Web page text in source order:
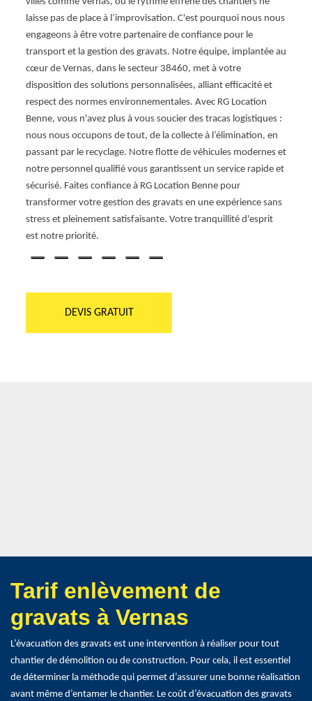
laisse pas de place à l’improvisation. C'est pourquoi nous nous
engageons à être votre partenaire de confiance pour le
transport et la gestion des gravats. Notre équipe, implantée au
cœur de Vernas, dans le secteur 38460, met à votre
disposition des solutions personnalisées, alliant efficacité et
respect des normes environnementales. Avec RG Location
Benne, vous n'avez plus à vous soucier des tracas logistiques :
nous nous occupons de tout, de la collecte à l’élimination, en
passant par le recyclage. Notre flotte de véhicules modernes et
notre personnel qualifié vous garantissent un service rapide et
sécurisé. Faites confiance à RG Location Benne pour
transformer votre gestion des gravats en une expérience sans
stress et pleinement satisfaisante. Votre tranquillité d'esprit
est notre priorité.
DEVIS GRATUIT
Tarif enlèvement de
gravats à Vernas
L’évacuation des gravats est une intervention à réaliser pour tout
chantier de démolition ou de construction. Pour cela, il est essentiel
de déterminer la méthode qui permet d’assurer une bonne réalisation
avant même d’entamer le chantier. Le coût d’évacuation des gravats